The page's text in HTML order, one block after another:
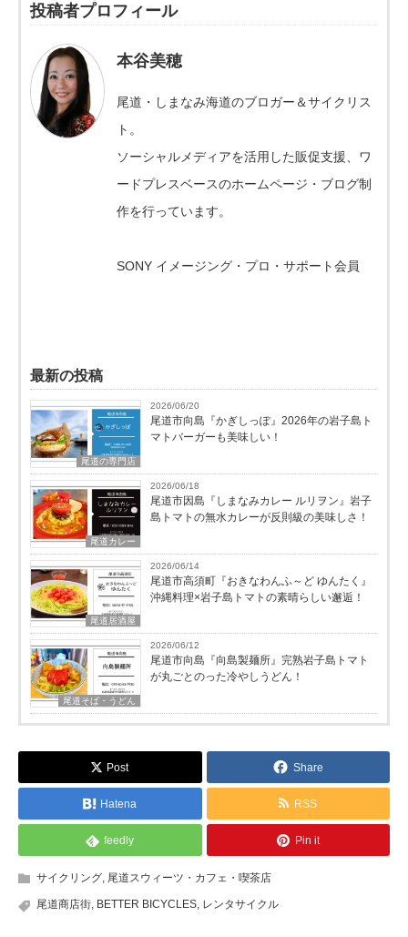
投稿者プロフィール
本谷美穂
尾道・しまなみ海道のブロガー＆サイクリス
ト。
ソーシャルメディアを活用した販促支援、ワ
ードプレスベースのホームページ・ブログ制
作を行っています。
SONY イメージング・プロ・サポート会員
最新の投稿
尾道の専門店
2026/06/20
尾道市向島『かぎしっぽ』2026年の岩子島ト
マトバーガーも美味しい！
尾道カレー
2026/06/18
尾道市因島『しまなみカレー ルリヲン』岩子
島トマトの無水カレーが反則級の美味しさ！
尾道居酒屋
2026/06/14
尾道市高須町『おきなわんふ～ど ゆんたく』
沖縄料理×岩子島トマトの素晴らしい邂逅！
尾道そば・うどん
2026/06/12
尾道市向島『向島製麺所』完熟岩子島トマト
が丸ごとのった冷やしうどん！
Post Share
Hatena RSS
feedly Pin it
サイクリング, 尾道スウィーツ・カフェ・喫茶店
尾道商店街, BETTER BICYCLES, レンタサイクル